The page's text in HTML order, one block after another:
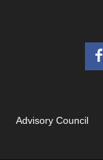
Advisory Council